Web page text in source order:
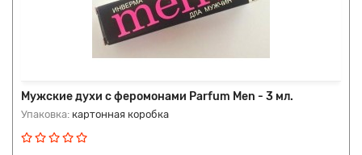
Мужские духи с феромонами Parfum Men - 3 мл.
Упаковка: картонная коробка